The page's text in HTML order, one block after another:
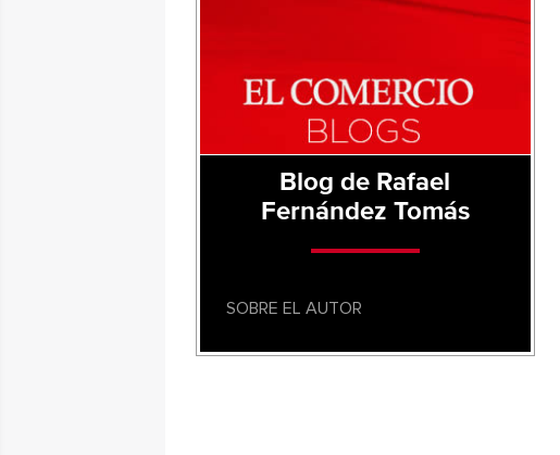
Blog de Rafael
Fernández Tomás
SOBRE EL AUTOR